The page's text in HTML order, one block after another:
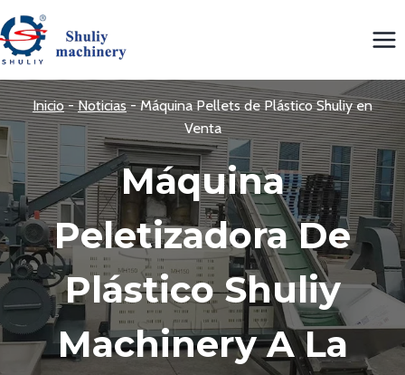
Saltar
al
contenido
Inicio-Noticias-Máquina Pellets de Plástico Shuliy en
Venta
Máquina
Peletizadora De
Plástico Shuliy
Machinery A La